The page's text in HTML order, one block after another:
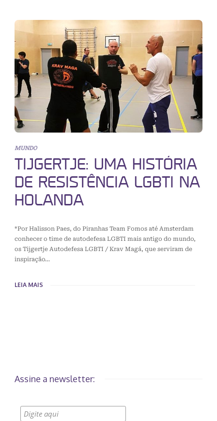
MUNDO
TIJGERTJE: UMA HISTÓRIA
DE RESISTÊNCIA LGBTI NA
HOLANDA
*Por Halisson Paes, do Piranhas Team Fomos até Amsterdam
conhecer o time de autodefesa LGBTI mais antigo do mundo,
os Tijgertje Autodefesa LGBTI / Krav Magá, que serviram de
inspiração…
LEIA MAIS
Assine a newsletter: